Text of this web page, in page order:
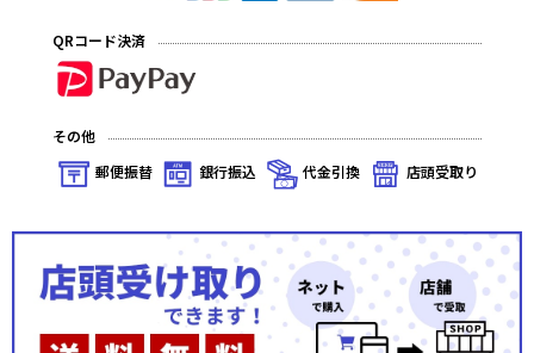
深淵のガンスリンガー(プレミアム)
星の涙(プレミアム)
秘められた伝説(プレミアム)
秘められた伝説(ノーマル)
QRコード決済
その他
郵便振替
銀行振込 代金引換 店頭受取り